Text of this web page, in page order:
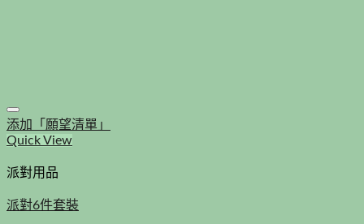
添加「願望清單」
Quick View
派對用品
派對6件套裝